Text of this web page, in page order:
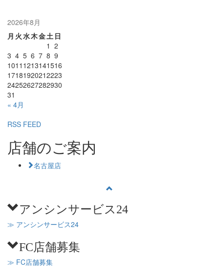
2026年8月
月 火水木金土 日
« 4月
1 2
3 4 5 6 7 8 9
1011 1213141516
17181920212223
24252627282930
31
RSS FEED
店舗のご案内
名古屋店
アンシンサービス24
≫ アンシンサービス24
FC店舗募集
≫ FC店舗募集